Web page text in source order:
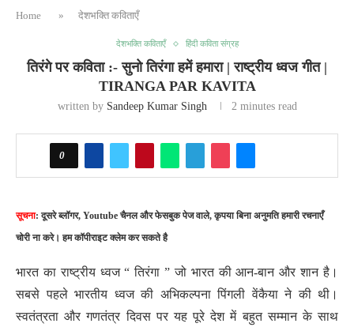
Home » देशभक्ति कविताएँ
देशभक्ति कविताएँ हिंदी कविता संग्रह
तिरंगे पर कविता :- सुनो तिरंगा हमें हमारा | राष्ट्रीय ध्वज गीत |
TIRANGA PAR KAVITA
written by Sandeep Kumar Singh 2 minutes read
0
सूचना: दूसरे ब्लॉगर, Youtube चैनल और फेसबुक पेज वाले, कृपया बिना अनुमति हमारी रचनाएँ
चोरी ना करे। हम कॉपीराइट क्लेम कर सकते है
भारत का राष्ट्रीय ध्वज “ तिरंगा ” जो भारत की आन-बान और शान है।
सबसे पहले भारतीय ध्वज की अभिकल्पना पिंगली वेंकैया ने की थी।
स्वतंत्रता और गणतंत्र दिवस पर यह पूरे देश में बहुत सम्मान के साथ